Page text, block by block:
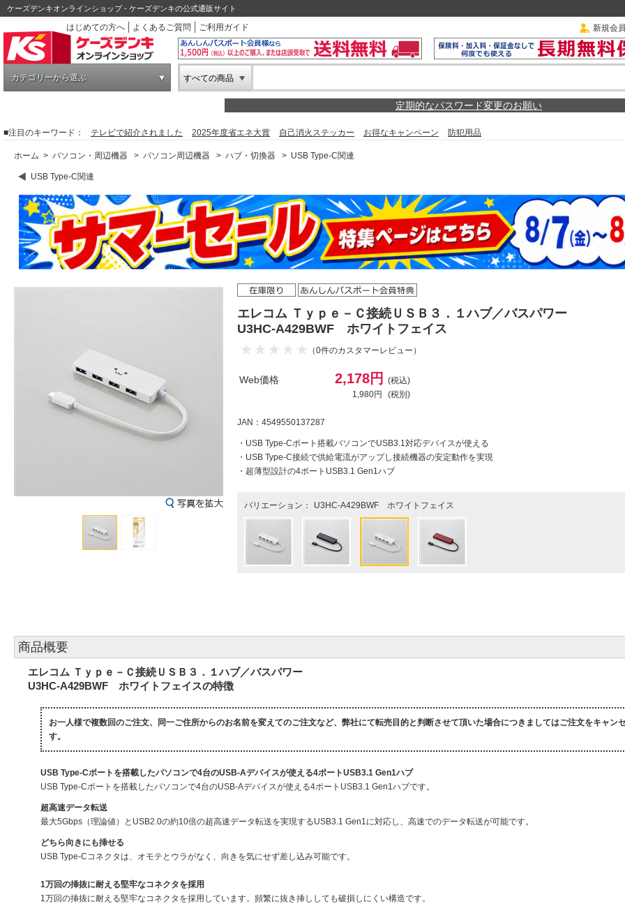
ケーズデンキオンラインショップ - ケーズデンキの公式通販サイト
はじめての方へ
よくあるご質問 ご利用ガイド 新規会
カテゴリーから選ぶ すべての商品
定期的なパスワード変更のお願い
■注目のキーワード： テレビで紹介されました 2025年度省エネ大賞 自己消火ステッカー お得なキャンペーン 防犯用品
ホーム > パソコン・周辺機器 > パソコン周辺機器 > ハブ・切換器 > USB Type-C関連
USB Type-C関連
エレコム Ｔｙｐｅ－Ｃ接続ＵＳＢ３．１ハブ／バスパワー
U3HC-A429BWF ホワイトフェイス
（0件のカスタマーレビュー）
Web価格 2,178円
(税込)
1,980円
(税別)
JAN：4549550137287
・USB Type-Cポート搭載パソコンでUSB3.1対応デバイスが使える
・USB Type-C接続で供給電流がアップし接続機器の安定動作を実現
・超薄型設計の4ポートUSB3.1 Gen1ハブ
バリエーション： U3HC-A429BWF ホワイトフェイス
商品概要
エレコム Ｔｙｐｅ－Ｃ接続ＵＳＢ３．１ハブ／バスパワー
U3HC-A429BWF ホワイトフェイスの特徴
お一人様で複数回のご注文、同一ご住所からのお名前を変えてのご注文など、弊社にて転売目的と判断させて頂いた場合につきましてはご注文をキャン
す。
USB Type-Cポートを搭載したパソコンで4台のUSB-Aデバイスが使える4ポートUSB3.1 Gen1ハブ
USB Type-Cポートを搭載したパソコンで4台のUSB-Aデバイスが使える4ポートUSB3.1 Gen1ハブです。
超高速データ転送
最大5Gbps（理論値）とUSB2.0の約10倍の超高速データ転送を実現するUSB3.1 Gen1に対応し、高速でのデータ転送が可能です。
どちら向きにも挿せる
USB Type-Cコネクタは、オモテとウラがなく、向きを気にせず差し込み可能です。
1万回の挿抜に耐える堅牢なコネクタを採用
1万回の挿抜に耐える堅牢なコネクタを採用しています。頻繁に抜き挿ししても破損しにくい構造です。